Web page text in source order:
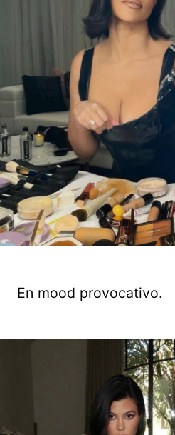
En mood provocativo.